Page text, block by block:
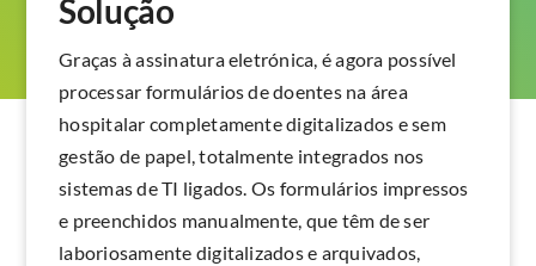
Solução
Graças à assinatura eletrónica, é agora possível
processar formulários de doentes na área
hospitalar completamente digitalizados e sem
gestão de papel, totalmente integrados nos
sistemas de TI ligados. Os formulários impressos
e preenchidos manualmente, que têm de ser
laboriosamente digitalizados e arquivados,